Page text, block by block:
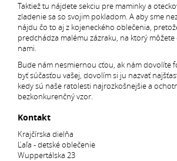
Taktiež tu nájdete sekciu pre maminky a
zladenie sa so svojim pokladom. A aby sme
nájdu čo to aj z kojeneckého oblečenia,
predchádza malému zázraku, na ktorý
nami.
Bude nám nesmiernou cťou, ak nám dovolíte
byť súčasťou vašej, dovolím si ju nazvať
kedy sú naše ratolesti najrozkošnejšie a
bezkonkurenčný vzor.
Kontakt
Krajčírska dielňa
Ľaľa - detské oblečenie
Wuppertálska 23